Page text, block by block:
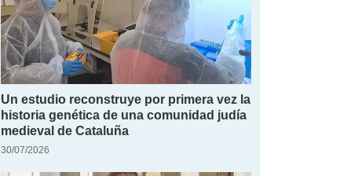
Un estudio reconstruye por primera vez la
historia genética de una comunidad judía
medieval de Cataluña
30/07/2026